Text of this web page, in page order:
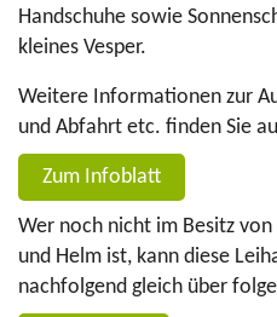
Handschuhe sowie
kleines Vesper.
Weitere Informationen zur
und Abfahrt etc. finden Sie
Zum Infoblatt
Wer noch nicht im Besitz
und Helm ist, kann diese
nachfolgend gleich über